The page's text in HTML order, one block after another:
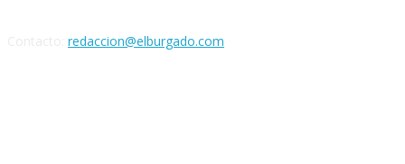
redaccion@elburgado.com